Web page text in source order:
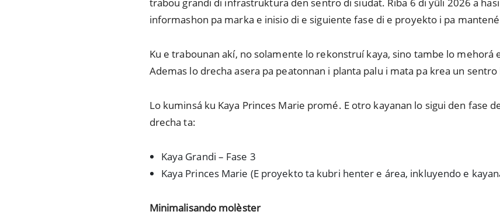
informashon pa marka e inisio di e siguiente fase di e proyekto i pa
Ku e trabounan akí, no solamente lo rekonstruí kaya, sino tambe lo mehorá
Ademas lo drecha asera pa peatonnan i planta palu i mata pa krea un
Lo kuminsá ku Kaya Princes Marie promé. E otro kayanan lo sigui den fase
drecha ta:
Kaya Grandi – Fase 3
Kaya Princes Marie (E proyekto ta kubri henter e área, inkluyendo e
Minimalisando molèster